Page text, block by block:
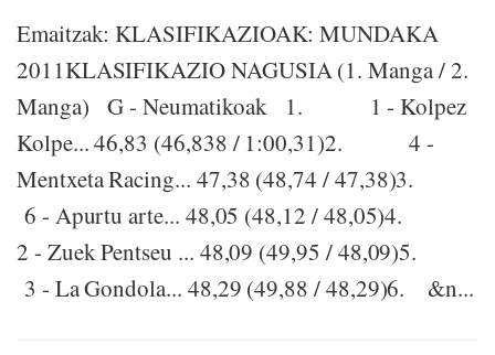
Emaitzak: KLASIFIKAZIOAK: MUNDAKA
2011KLASIFIKAZIO NAGUSIA (1. Manga / 2.
Manga) G - Neumatikoak 1. 1 - Kolpez
Kolpe... 46,83 (46,838 / 1:00,31)2. 4 -
Mentxeta Racing... 47,38 (48,74 / 47,38)3.
6 - Apurtu arte... 48,05 (48,12 / 48,05)4.
2 - Zuek Pentseu ... 48,09 (49,95 / 48,09)5.
3 - La Gondola... 48,29 (49,88 / 48,29)6. &n...